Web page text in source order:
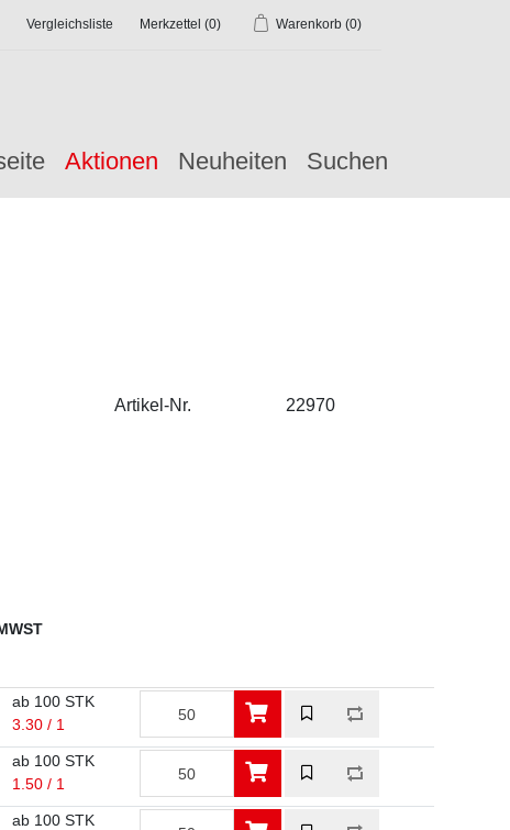
Vergleichsliste Merkzettel (0) Warenkorb (0)
Aktionen Neuheiten Suchen
Artikel-Nr. 22970
ab 100 STK
3.30 / 1
ab 100 STK
1.50 / 1
ab 100 STK